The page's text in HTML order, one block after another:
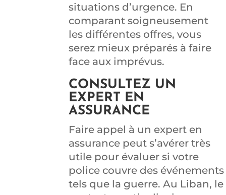
situations d’urgence. En
comparant soigneusement
les différentes offres, vous
serez mieux préparés à faire
face aux imprévus.
CONSULTEZ UN
EXPERT EN
ASSURANCE
Faire appel à un expert en
assurance peut s’avérer très
utile pour évaluer si votre
police couvre des événements
tels que la guerre. Au Liban, le